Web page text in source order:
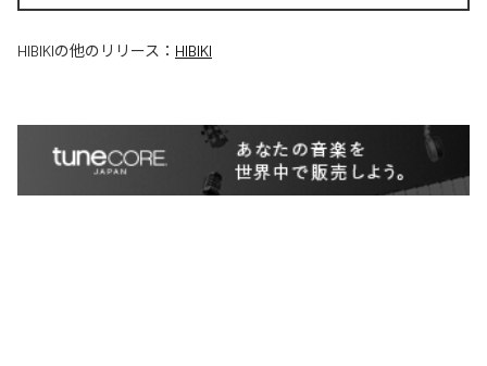
HIBIKIの他のリリース： HIBIKI